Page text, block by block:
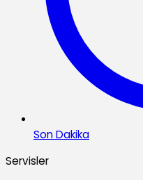
Son Dakika
Servisler